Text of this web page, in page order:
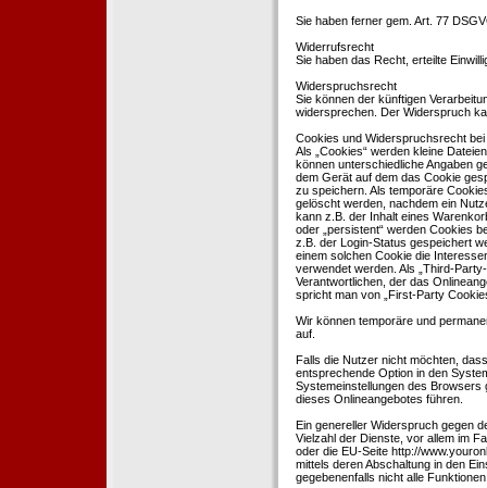
Sie haben ferner gem. Art. 77
Widerrufsrecht
Sie haben das Recht, erteilte
Widerspruchsrecht
Sie können der künftigen
widersprechen. Der Widerspruch
Cookies und Widerspruchsrecht
Als „Cookies“ werden kleine
können unterschiedliche Angaben
dem Gerät auf dem das Cookie
zu speichern. Als temporäre
gelöscht werden, nachdem ein
kann z.B. der Inhalt eines
oder „persistent“ werden Cookies
z.B. der Login-Status gespeichert
einem solchen Cookie die
verwendet werden. Als „Third-
Verantwortlichen, der das
spricht man von „First-Party
Wir können temporäre und
auf.
Falls die Nutzer nicht möchten,
entsprechende Option in den
Systemeinstellungen des
dieses Onlineangebotes führen.
Ein genereller Widerspruch gegen
Vielzahl der Dienste, vor allem im
oder die EU-Seite http://
mittels deren Abschaltung in den
gegebenenfalls nicht alle